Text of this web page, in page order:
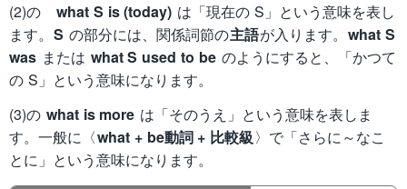
(2)の what S is (today) は「現在の S」という意味を表し
ます。 S の部分には、関係詞節の主語が入ります。 what S
was または what S used to be のようにすると、「かつて
の S」という意味になります。
(3)の what is more は「そのうえ」という意味を表しま
す。一般に〈what + be動詞 + 比較級〉で「さらに～なこ
とに」という意味になります。